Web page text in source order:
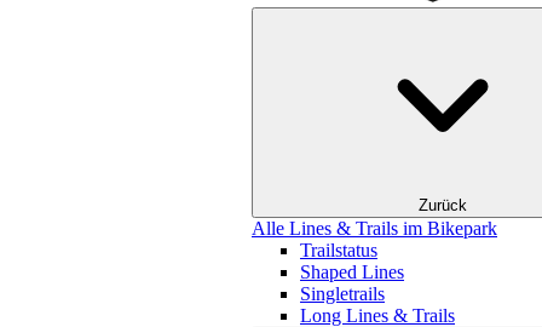
Zurück
Alle Lines & Trails im Bikepark
Trailstatus
Shaped Lines
Singletrails
Long Lines & Trails